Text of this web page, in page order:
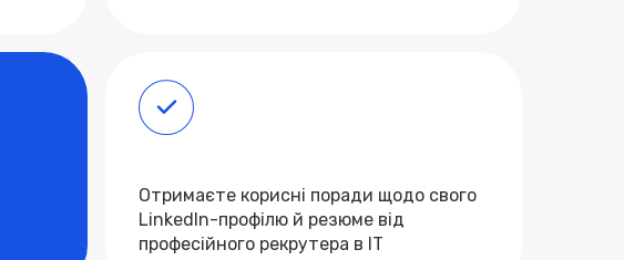
Отримаєте корисні поради щодо свого
LinkedIn-профілю й резюме від
професійного рекрутера в IT